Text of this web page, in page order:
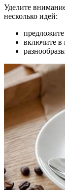
Уделите
несколько идей:
включите в